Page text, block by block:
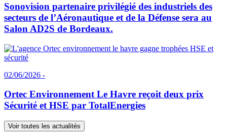
Sonovision partenaire privilégié des industriels des
secteurs de l’Aéronautique et de la Défense sera au
Salon AD2S de Bordeaux.
02/06/2026 -
Ortec Environnement Le Havre reçoit deux prix
Sécurité et HSE par TotalEnergies
Voir toutes les actualités